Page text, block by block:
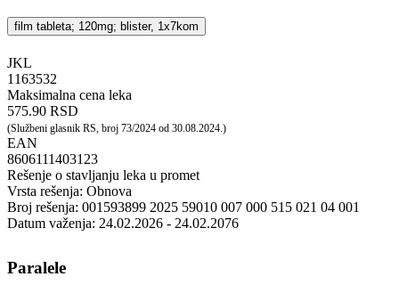
film tableta; 120mg; blister, 1x7kom
JKL
‍1163532
Maksimalna cena leka
575.90 RSD
(Službeni glasnik RS, broj 73/2024 od 30.08.2024.)
EAN
8606111403123
Rešenje o stavljanju leka u promet
Vrsta rešenja: Obnova
Broj rešenja: 001593899 2025 59010 007 000 515 021 04 001
Datum važenja: 24.02.2026 - 24.02.2076
Paralele